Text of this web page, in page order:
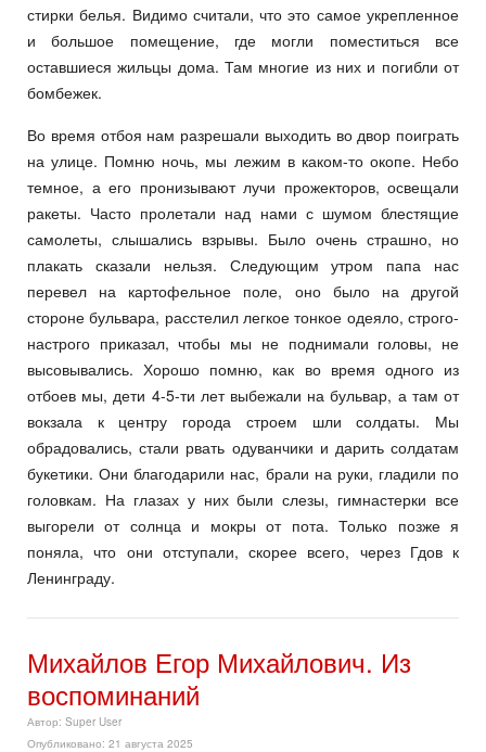
стирки белья. Видимо считали, что это самое укрепленное
и большое помещение, где могли поместиться все
оставшиеся жильцы дома. Там многие из них и погибли от
бомбежек.
Во время отбоя нам разрешали выходить во двор поиграть
на улице. Помню ночь, мы лежим в каком-то окопе. Небо
темное, а его пронизывают лучи прожекторов, освещали
ракеты. Часто пролетали над нами с шумом блестящие
самолеты, слышались взрывы. Было очень страшно, но
плакать сказали нельзя. Следующим утром папа нас
перевел на картофельное поле, оно было на другой
стороне бульвара, расстелил легкое тонкое одеяло, строго-
настрого приказал, чтобы мы не поднимали головы, не
высовывались. Хорошо помню, как во время одного из
отбоев мы, дети 4-5-ти лет выбежали на бульвар, а там от
вокзала к центру города строем шли солдаты. Мы
обрадовались, стали рвать одуванчики и дарить солдатам
букетики. Они благодарили нас, брали на руки, гладили по
головкам. На глазах у них были слезы, гимнастерки все
выгорели от солнца и мокры от пота. Только позже я
поняла, что они отступали, скорее всего, через Гдов к
Ленинграду.
Михайлов Егор Михайлович. Из
воспоминаний
Автор: Super User
Опубликовано: 21 августа 2025